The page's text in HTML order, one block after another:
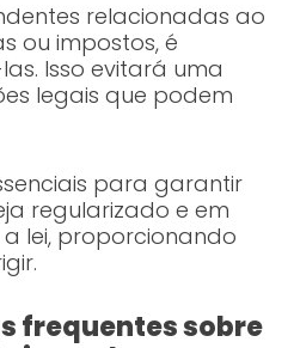
relacionadas ao
ou impostos, é
Isso evitará uma
legais que podem
para garantir
regularizado e em
lei, proporcionando
frequentes sobre